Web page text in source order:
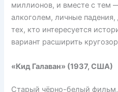
миллионов, и вместе с тем
алкоголем, личные
тех, кто интересуется
вариант расширить
«Кид Галаван» (1937, США)
Старый чёрно-белый